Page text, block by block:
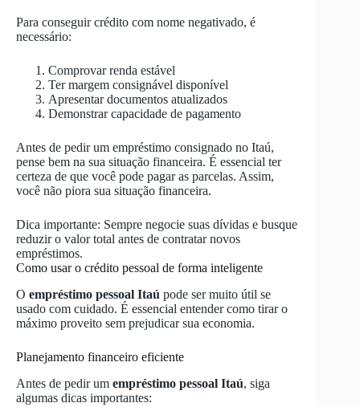
Para conseguir crédito com nome negativado, é
necessário:
Comprovar renda estável
Ter margem consignável disponível
Apresentar documentos atualizados
Demonstrar capacidade de pagamento
Antes de pedir um empréstimo consignado no Itaú,
pense bem na sua situação financeira. É essencial ter
certeza de que você pode pagar as parcelas. Assim,
você não piora sua situação financeira.
Dica importante: Sempre negocie suas dívidas e busque
reduzir o valor total antes de contratar novos
empréstimos.
Como usar o crédito pessoal de forma inteligente
O empréstimo pessoal Itaú pode ser muito útil se
usado com cuidado. É essencial entender como tirar o
máximo proveito sem prejudicar sua economia.
Planejamento financeiro eficiente
Antes de pedir um empréstimo pessoal Itaú, siga
algumas dicas importantes: